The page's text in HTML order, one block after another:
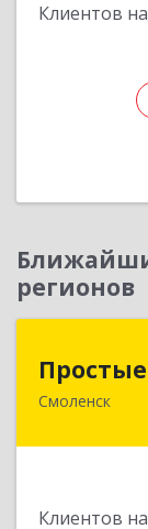
Клиентов
регионов
Смоленск
Клиентов
214015,